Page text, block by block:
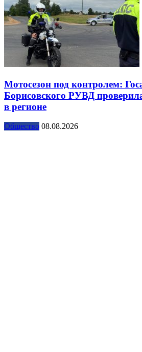
Мотосезон под контролем:
Борисовского РУВД
в регионе
Общество 08.08.2026